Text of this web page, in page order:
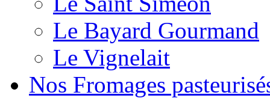
Le Bayard Gourmand
Le Vignelait
Nos Fromages